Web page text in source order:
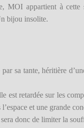
MOI appartient à cette
bijou insolite.
sa tante, héritière
est retardée sur les
et une grande
donc de limiter la